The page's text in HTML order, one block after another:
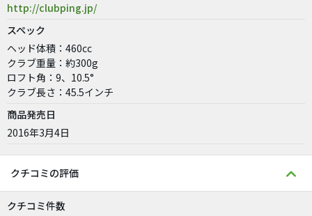
http://clubping.jp/
スペック
ヘッド体積：460cc
クラブ重量：約300g
ロフト角：9、10.5°
クラブ長さ：45.5インチ
商品発売日
2016年3月4日
クチコミの評価
クチコミ件数